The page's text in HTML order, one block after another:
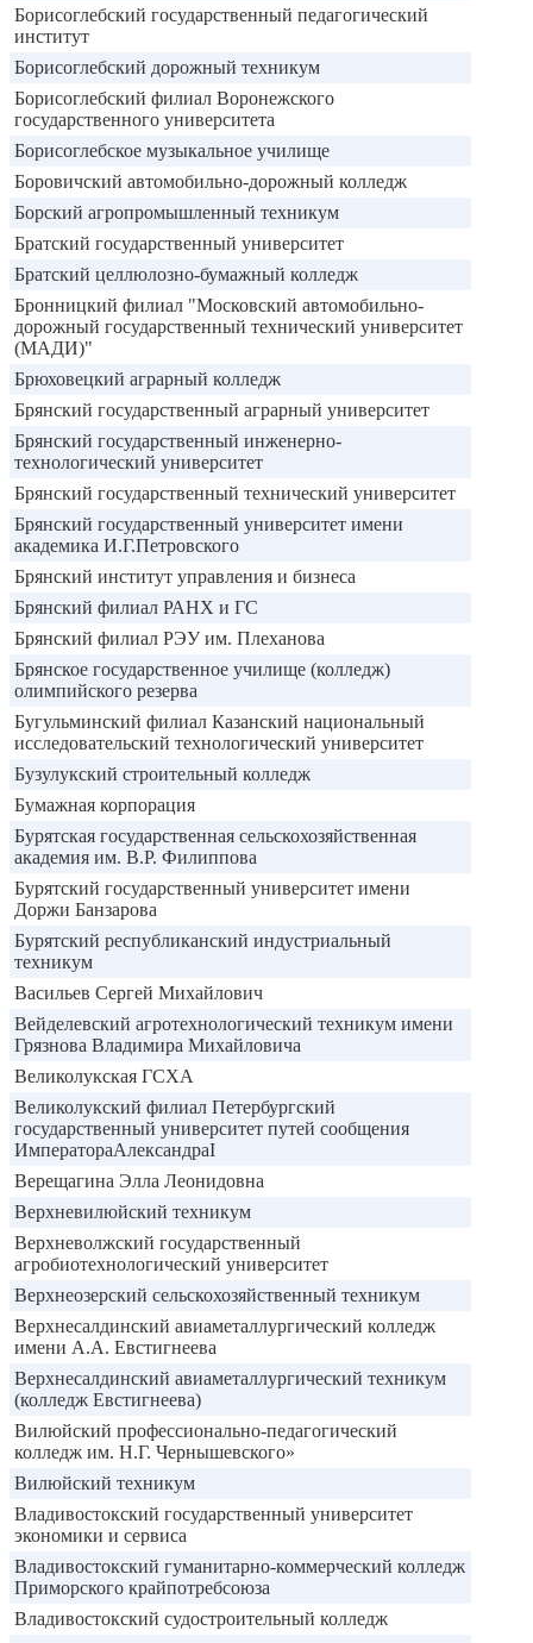
Борисоглебский государственный педагогический
институт
Борисоглебский дорожный техникум
Борисоглебский филиал Воронежского
государственного университета
Борисоглебское музыкальное училище
Боровичский автомобильно-дорожный колледж
Борский агропромышленный техникум
Братский государственный университет
Братский целлюлозно-бумажный колледж
Бронницкий филиал "Московский автомобильно-
дорожный государственный технический университет
(МАДИ)"
Брюховецкий аграрный колледж
Брянский государственный аграрный университет
Брянский государственный инженерно-
технологический университет
Брянский государственный технический университет
Брянский государственный университет имени
академика И.Г.Петровского
Брянский институт управления и бизнеса
Брянский филиал РАНХ и ГС
Брянский филиал РЭУ им. Плеханова
Брянское государственное училище (колледж)
олимпийского резерва
Бугульминский филиал Казанский национальный
исследовательский технологический университет
Бузулукский строительный колледж
Бумажная корпорация
Бурятская государственная сельскохозяйственная
академия им. В.Р. Филиппова
Бурятский государственный университет имени
Доржи Банзарова
Бурятский республиканский индустриальный
техникум
Васильев Сергей Михайлович
Вейделевский агротехнологический техникум имени
Грязнова Владимира Михайловича
Великолукская ГСХА
Великолукский филиал Петербургский
государственный университет путей сообщения
ИмператораАлександраI
Верещагина Элла Леонидовна
Верхневилюйский техникум
Верхневолжский государственный
агробиотехнологический университет
Верхнеозерский сельскохозяйственный техникум
Верхнесалдинский авиаметаллургический колледж
имени А.А. Евстигнеева
Верхнесалдинский авиаметаллургический техникум
(колледж Евстигнеева)
Вилюйский профессионально-педагогический
колледж им. Н.Г. Чернышевского»
Вилюйский техникум
Владивостокский государственный университет
экономики и сервиса
Владивостокский гуманитарно-коммерческий колледж
Приморского крайпотребсоюза
Владивостокский судостроительный колледж